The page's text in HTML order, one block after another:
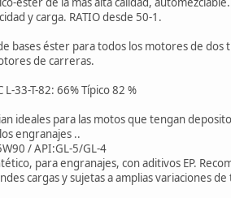
y carga. RATIO desde 50-1.
bases éster para todos los motores de
de carreras.
33-T-82: 66% Típico 82 %
ideales para las motos que tengan
engranajes ..
/ API:GL-5/GL-4
para engranajes, con aditivos EP.
cargas y sujetas a amplias variaciones